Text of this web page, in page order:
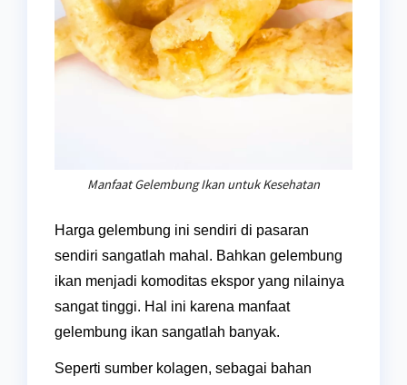
Manfaat Gelembung Ikan untuk Kesehatan
Harga gelembung ini sendiri di pasaran
sendiri sangatlah mahal. Bahkan gelembung
ikan menjadi komoditas ekspor yang nilainya
sangat tinggi. Hal ini karena manfaat
gelembung ikan sangatlah banyak.
Seperti sumber kolagen, sebagai bahan